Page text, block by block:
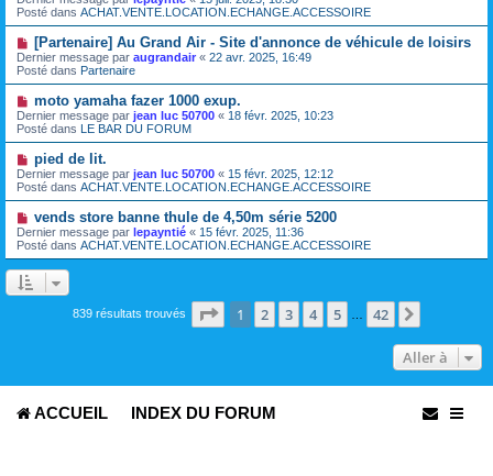
a
g
e
m
e
s
a
g
u
v
e
u
m
e
s
s
a
g
Posté dans ACHAT.VENTE.LOCATION.ECHANGE.ACCESSOIRE
N
o
u
v
a
u
m
e
s
s
a
g
[Partenaire] Au Grand Air - Site d'annonce de véhicule de loisirs
Dernier message par augrandair « 22 avr. 2025, 16:49
Posté dans Partenaire
N
o
u
v
u
m
e
s
s
a
g
e
moto yamaha fazer 1000 exup.
Dernier message par jean luc 50700 « 18 févr. 2025, 10:23
Posté dans LE BAR DU FORUM
N
o
u
v
a
u
m
e
s
s
pied de lit.
Dernier message par jean luc 50700 « 15 févr. 2025, 12:12
Posté dans ACHAT.VENTE.LOCATION.ECHANGE.ACCESSOIRE
N
o
u
v
e
a
u
e
vends store banne thule de 4,50m série 5200
Dernier message par lepayntié « 15 févr. 2025, 11:36
Posté dans ACHAT.VENTE.LOCATION.ECHANGE.ACCESSOIRE
839 résultats trouvés Page 1sur42
1 2 3 4 5 42
Aller à
ACCUEIL INDEX DU FORUM